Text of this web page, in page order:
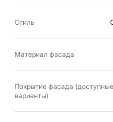
Стиль
Материал фасада
Покрытие фасада (доступные
варианты)